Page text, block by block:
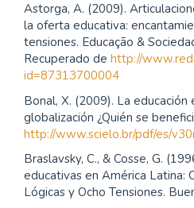
Astorga, A. (2009).
la oferta educativa:
tensiones. Educação &
Recuperado de http://
id=87313700004
Bonal, X. (2009). La
globalización ¿Quién se
http://www.scielo.br/pdf/es/
Braslavsky, C., & Cosse, G.
educativas en América Latina:
Lógicas y Ocho Tensiones.